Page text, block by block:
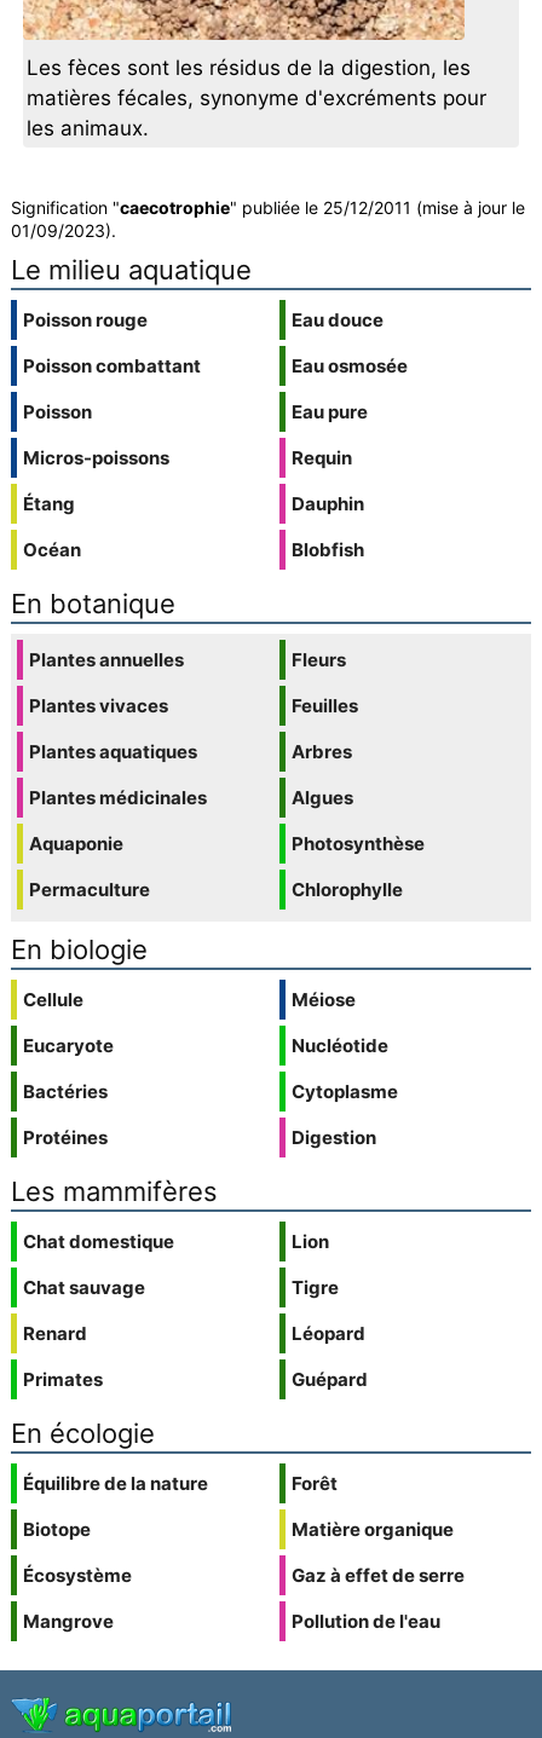
Les fèces sont les résidus de la digestion, les
matières fécales, synonyme d'excréments pour
les animaux.
Signification "caecotrophie" publiée le 25/12/2011 (mise à jour le
01/09/2023).
Le milieu aquatique
Poisson rouge
Poisson combattant
Poisson
Micros-poissons
Étang
Océan
Eau douce
Eau osmosée
Eau pure
Requin
Dauphin
Blobfish
En botanique
Plantes annuelles
Plantes vivaces
Plantes aquatiques
Plantes médicinales
Aquaponie
Permaculture
Fleurs
Feuilles
Arbres
Algues
Photosynthèse
Chlorophylle
En biologie
Cellule
Eucaryote
Bactéries
Protéines
Méiose
Nucléotide
Cytoplasme
Digestion
Les mammifères
Chat domestique
Chat sauvage
Renard
Primates
Lion
Tigre
Léopard
Guépard
En écologie
Équilibre de la nature
Biotope
Écosystème
Mangrove
Forêt
Matière organique
Gaz à effet de serre
Pollution de l'eau